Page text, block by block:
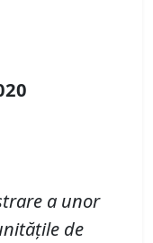
20
a unor
de